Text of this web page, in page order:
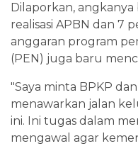
Dilaporkan,
realisasi APBN dan 7
anggaran program
(PEN) juga baru
"Saya minta BPKP
menawarkan jalan
ini. Ini tugas dalam
mengawal agar